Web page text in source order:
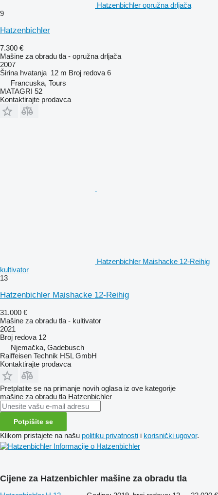
Hatzenbichler opružna drljača
9
Hatzenbichler
7.300 €
Mašine za obradu tla - opružna drljača
2007
Širina hvatanja 12 m Broj redova 6
Francuska, Tours
MATAGRI 52
Kontaktirajte prodavca
Hatzenbichler Maishacke 12-Reihig
kultivator
13
Hatzenbichler Maishacke 12-Reihig
31.000 €
Mašine za obradu tla - kultivator
2021
Broj redova 12
Njemačka, Gadebusch
Raiffeisen Technik HSL GmbH
Kontaktirajte prodavca
Pretplatite se na primanje novih oglasa iz ove kategorije
mašine za obradu tla Hatzenbichler
Potpišite se
Klikom pristajete na našu politiku privatnosti i korisnički ugovor.
Informacije o Hatzenbichler
Cijene za Hatzenbichler mašine za obradu tla